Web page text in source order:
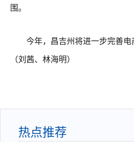
围。
今年，昌吉州将进一步完善电
（刘茜、林海明）
热点推荐